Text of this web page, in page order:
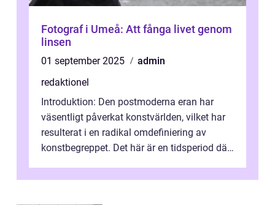
Fotograf i Umeå: Att fånga livet genom
linsen
01 september 2025
admin
redaktionel
Introduktion: Den postmoderna eran har
väsentligt påverkat konstvärlden, vilket har
resulterat i en radikal omdefiniering av
konstbegreppet. Det här är en tidsperiod där